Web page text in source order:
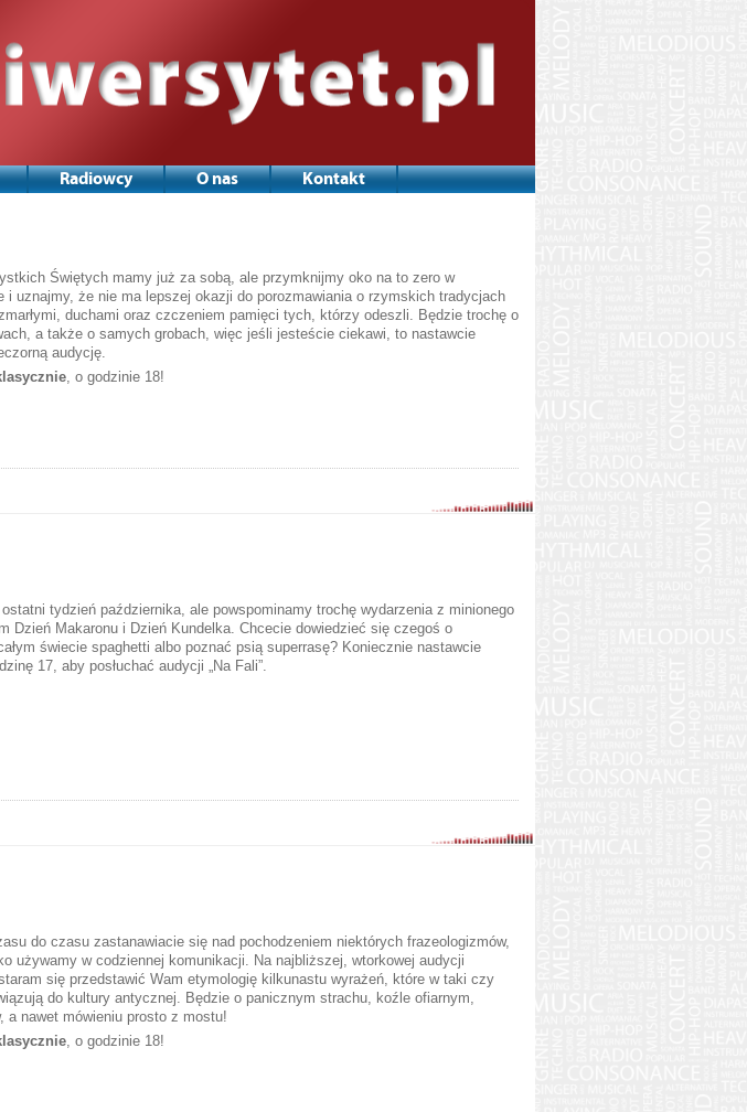
Radiowcy O nas Kontakt
Świętych mamy już za sobą, ale przymknijmy oko na to zero w
i uznajmy, że nie ma lepszej okazji do porozmawiania o rzymskich tradycjach
duchami oraz czczeniem pamięci tych, którzy odeszli. Będzie trochę o
a także o samych grobach, więc jeśli jesteście ciekawi, to nastawcie
audycję.
, o godzinie 18!
tydzień października, ale powspominamy trochę wydarzenia z minionego
Dzień Makaronu i Dzień Kundelka. Chcecie dowiedzieć się czegoś o
świecie spaghetti albo poznać psią superrasę? Koniecznie nastawcie
17, aby posłuchać audycji „Na Fali”.
do czasu zastanawiacie się nad pochodzeniem niektórych frazeologizmów,
używamy w codziennej komunikacji. Na najbliższej, wtorkowej audycji
się przedstawić Wam etymologię kilkunastu wyrażeń, które w taki czy
do kultury antycznej. Będzie o panicznym strachu, koźle ofiarnym,
a nawet mówieniu prosto z mostu!
, o godzinie 18!